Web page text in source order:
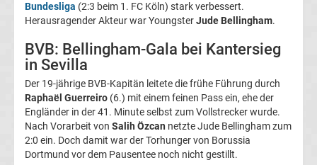
League
La
Liga
Bundesliga (2:3 beim 1. FC Köln) stark verbessert.
Herausragender Akteur war YoungsterJude Bellingham.
BVB: Bellingham-Gala bei Kantersieg
in Sevilla
Der 19-jährige BVB-Kapitän leitete die frühe Führung durch
Raphaël Guerreiro (6.) mit einem feinen Pass ein, ehe der
Engländer in der 41. Minute selbst zum Vollstrecker wurde.
Nach Vorarbeit von Salih Özcan netzte Jude Bellingham zum
2:0 ein. Doch damit war der Torhunger von Borussia
Dortmund vor dem Pausentee noch nicht gestillt.